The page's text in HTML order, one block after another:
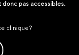
donc pas accessibles.
clinique?